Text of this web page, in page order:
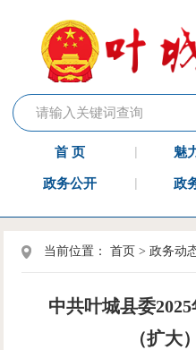
首 页 魅
政务公开 政
当前位置：首页 >政务动
中共叶城县委
（扩大